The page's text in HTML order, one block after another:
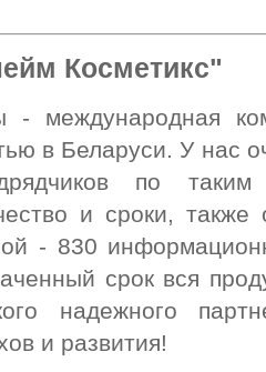
Косметикс"
- международная
в Беларуси. У нас
по
и сроки,
- 830
срок вся
надежного
и развития!